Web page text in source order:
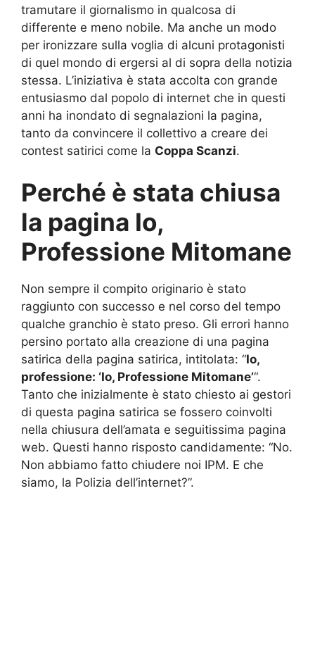
tramutare il giornalismo in qualcosa di
differente e meno nobile. Ma anche un modo
per ironizzare sulla voglia di alcuni protagonisti
di quel mondo di ergersi al di sopra della notizia
stessa. L’iniziativa è stata accolta con grande
entusiasmo dal popolo di internet che in questi
anni ha inondato di segnalazioni la pagina,
tanto da convincere il collettivo a creare dei
contest satirici come la Coppa Scanzi.
Perché è stata chiusa
la pagina Io,
Professione Mitomane
Non sempre il compito originario è stato
raggiunto con successo e nel corso del tempo
qualche granchio è stato preso. Gli errori hanno
persino portato alla creazione di una pagina
satirica della pagina satirica, intitolata: “Io,
professione: ‘Io, Professione Mitomane’“.
Tanto che inizialmente è stato chiesto ai gestori
di questa pagina satirica se fossero coinvolti
nella chiusura dell’amata e seguitissima pagina
web. Questi hanno risposto candidamente: “No.
Non abbiamo fatto chiudere noi IPM. E che
siamo, la Polizia dell’internet?”.